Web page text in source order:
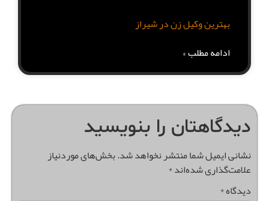
بهترین وکیل زن در شیراز
ادامه مطلب »
دیدگاهتان را بنویسید
نشانی ایمیل شما منتشر نخواهد شد.بخش‌های موردنیاز
علامت‌گذاری شده‌اند*
دیدگاه*